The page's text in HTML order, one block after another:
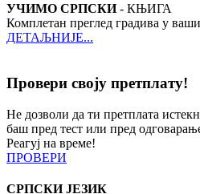
УЧИМО СРПСКИ- КЊИГА
Комплетан преглед градива у
ДЕТАЉНИЈЕ...
Провери своју претплату!
Не дозволи да ти претплата
баш пред тест или пред
Реагуј на време!
ПРОВЕРИ
СРПСКИ ЈЕЗИК